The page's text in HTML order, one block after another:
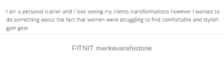
FITNIT merkevarehistorie